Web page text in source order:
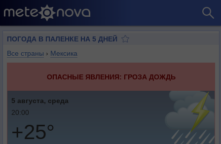
ПОГОДА В ПАЛЕНКЕ НА 5 ДНЕЙ
Все страны › Мексика
ОПАСНЫЕ ЯВЛЕНИЯ: ГРОЗА ДОЖДЬ
5 августа, среда
20:00
+25°